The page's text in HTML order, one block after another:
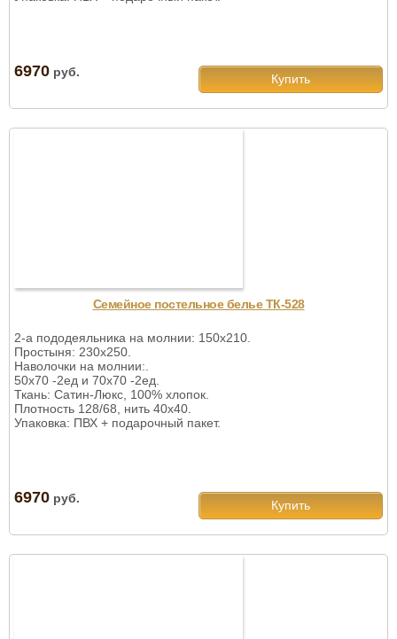
6970 руб. Купить
Семейное постельное белье ТК-528
2-а пододеяльника на молнии: 150х210.
Простыня: 230х250.
Наволочки на молнии:.
50х70 -2ед и 70х70 -2ед.
Ткань: Сатин-Люкс, 100% хлопок.
Плотность 128/68, нить 40х40.
Упаковка: ПВХ + подарочный пакет.
6970 руб. Купить